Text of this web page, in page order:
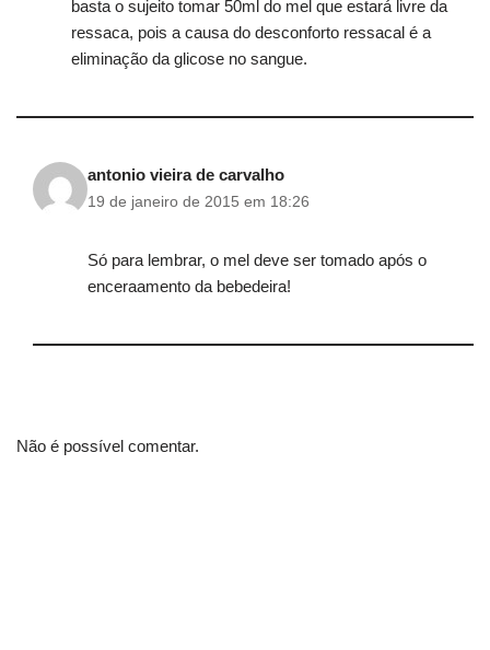
basta o sujeito tomar 50ml do mel que estará livre da
ressaca, pois a causa do desconforto ressacal é a
eliminação da glicose no sangue.
antonio vieira de carvalho
19 de janeiro de 2015 em 18:26
Só para lembrar, o mel deve ser tomado após o
enceraamento da bebedeira!
Não é possível comentar.